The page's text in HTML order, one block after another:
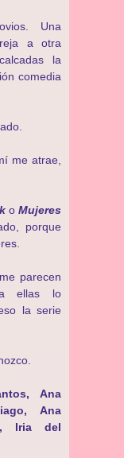
Una
a otra
la
comedia
me atrae,
oMujeres
porque
parecen
ellas lo
la serie
Ana
Ana
Iria del